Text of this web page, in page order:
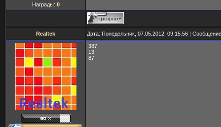
Награды: 0
Realtek Дата: Понедельник, 07.05.2012, 09.15.56 |
387
13
87